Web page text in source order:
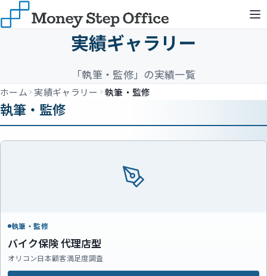
実績ギャラリー
「執筆・監修」の実績一覧
ホーム 実績ギャラリー 執筆・監修
執筆・監修
執筆・監修
バイク保険 代理店型
オリコン日本顧客満足度調査